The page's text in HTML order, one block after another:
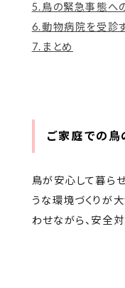
5.鳥の緊急事態へ
6.動物病院を受診
7.まとめ
ご家庭での
鳥が安心して暮ら
うな環境づくりが
わせながら、安全対